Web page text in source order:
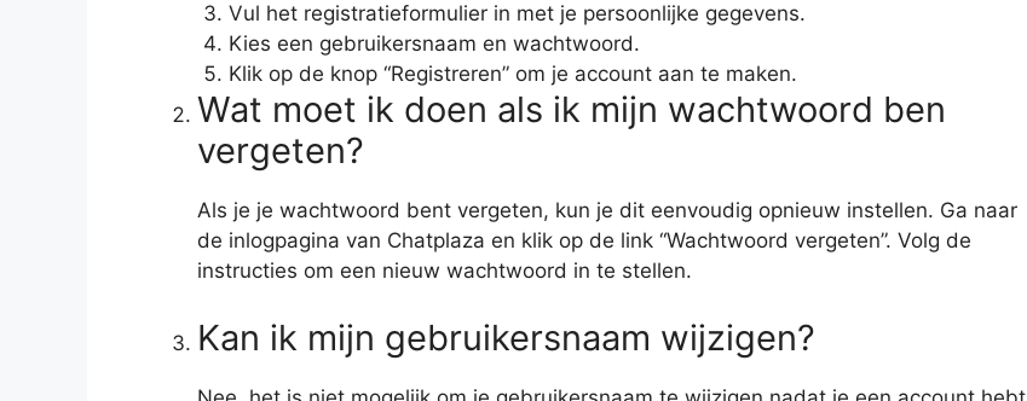
Vul het registratieformulier in met je persoonlijke gegevens.
Kies een gebruikersnaam en wachtwoord.
Klik op de knop “Registreren” om je account aan te maken.
Wat moet ik doen als ik mijn wachtwoord ben
vergeten?
Als je je wachtwoord bent vergeten, kun je dit eenvoudig opnieuw instellen. Ga naar
de inlogpagina van Chatplaza en klik op de link “Wachtwoord vergeten”. Volg de
instructies om een nieuw wachtwoord in te stellen.
Kan ik mijn gebruikersnaam wijzigen?